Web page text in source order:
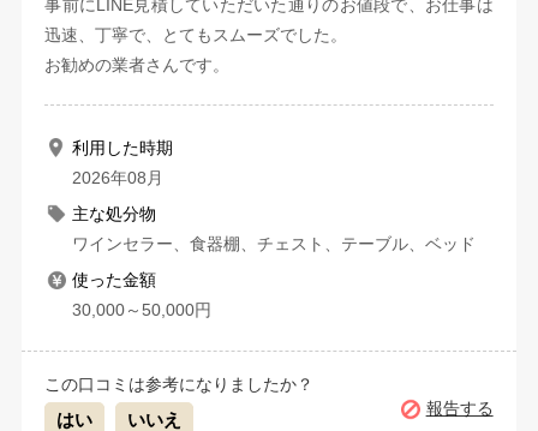
事前にLINE見積していただいた通りのお値段で、お仕事は
迅速、丁寧で、とてもスムーズでした。
お勧めの業者さんです。
利用した時期
2026年08月
主な処分物
ワインセラー、食器棚、チェスト、テーブル、ベッド
使った金額
30,000～50,000円
この口コミは参考になりましたか？
はい いいえ
報告する